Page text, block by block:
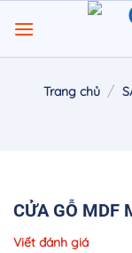
đến
nội
Trang chủ /
CỬA GỖ MDF
Viết đánh giá